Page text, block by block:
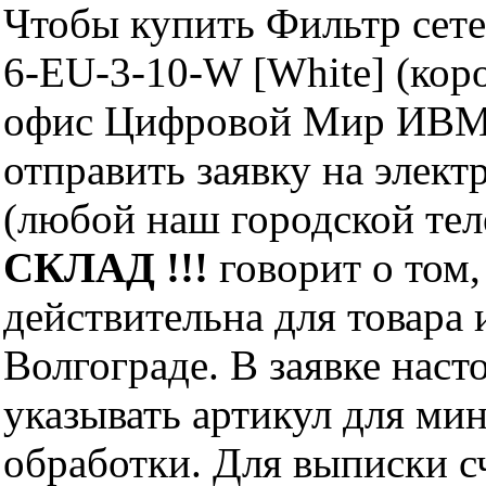
Чтобы купить Фильтр
6-EU-3-10-W [White]
офис Цифровой Мир ИВМ
отправить заявку на
(любой наш городской
СКЛАД !!! говорит о
действительна для
Волгограде. В заявке
указывать артикул для
обработки. Для выписки